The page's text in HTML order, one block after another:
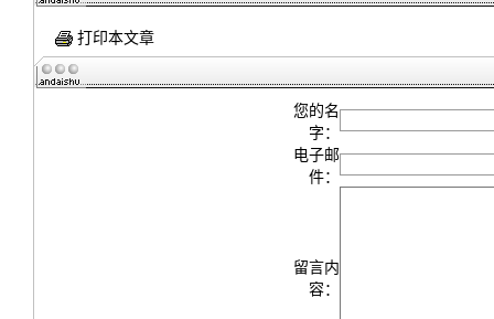
打印本文章
您的名
字：
电子邮
件：
留言内
容：